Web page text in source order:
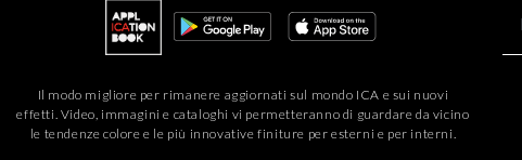
Il modo migliore per rimanere aggiornati sul mondo ICA e sui nuovi
effetti. Video, immagini e cataloghi vi permetteranno di guardare da vicino
le tendenze colore e le più innovative finiture per esterni e per interni.